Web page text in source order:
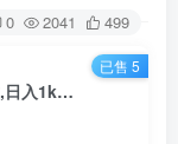
0 2041 499
游戏副业兼职挂G项目，当天做当天见收益,日入1k+，小白轻松入手【揭秘】
已售 5